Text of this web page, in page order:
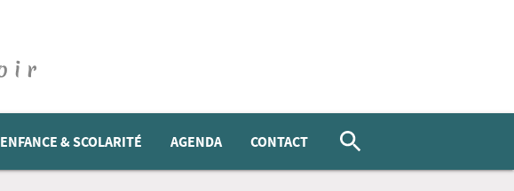
ENFANCE & SCOLARITÉ AGENDA CONTACT